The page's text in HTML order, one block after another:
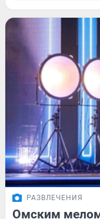
РАЗВЛЕЧЕНИЯ
Омским